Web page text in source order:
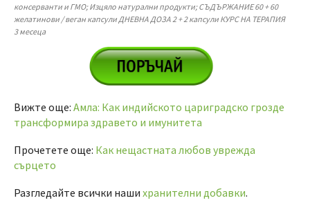
консерванти и ГМО; Изцяло натурални продукти; СЪДЪРЖАНИЕ 60 + 60
желатинови / веган капсули ДНЕВНА ДОЗА 2 + 2 капсули КУРС НА ТЕРАПИЯ
3 месеца
Вижте още: Амла: Как индийското цариградско грозде
трансформира здравето и имунитета
Прочетете още: Как нещастната любов уврежда
сърцето
Разгледайте всички наши хранителни добавки.